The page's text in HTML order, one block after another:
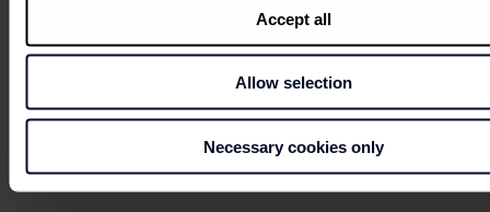
Accept all
Allow selection
Necessary cookies only